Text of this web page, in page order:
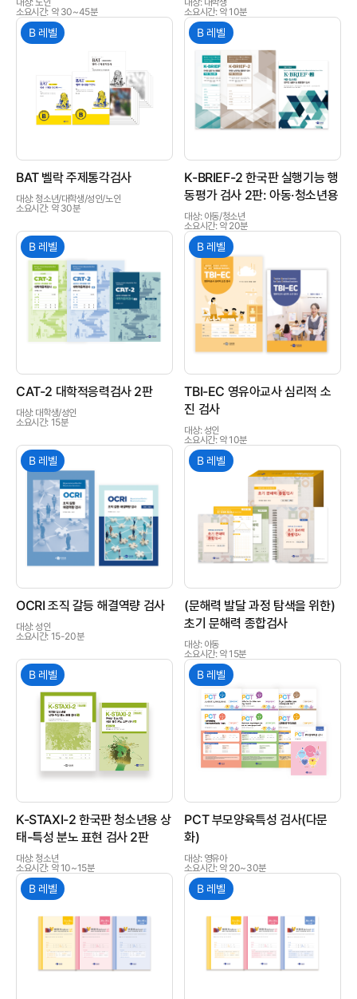
인싸이트는 '학지사 심리검사연구소'의 새 이름입니다.
소요시간: 약 30~45분
소요시간: 약 10분
상품이미지
B 레벨
BAT 벨락 주제통각검사
대상: 청소년/대학생/성인/노인
소요시간: 약 30분
상품이미지
B 레벨
K-BRIEF-2 한국판 실행기능 행
동평가 검사 2판: 아동·청소년용
대상: 아동/청소년
소요시간: 약 20분
상품이미지
B 레벨
CAT-2 대학적응력검사 2판
대상: 대학생/성인
소요시간: 15분
상품이미지
B 레벨
TBI-EC 영유아교사 심리적 소
진 검사
대상: 성인
소요시간: 약 10분
상품이미지
B 레벨
OCRI 조직 갈등 해결역량 검사
대상: 성인
소요시간: 15-20분
상품이미지
B 레벨
(문해력 발달 과정 탐색을 위한)
초기 문해력 종합검사
대상: 아동
소요시간: 약 15분
상품이미지
B 레벨
K-STAXI-2 한국판 청소년용 상
태-특성 분노 표현 검사 2판
대상: 청소년
소요시간: 약 10~15분
상품이미지
B 레벨
PCT 부모양육특성 검사(다문
화)
대상: 영유아
소요시간: 약 20~30분
상품이미지
B 레벨
상품이미지
B 레벨